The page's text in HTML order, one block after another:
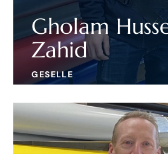
Gholam
Zahid
GESELLE